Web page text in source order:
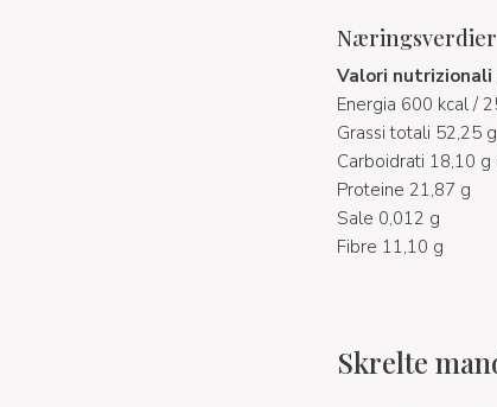
Næringsverdier
Valori nutrizionali
Energia 600 kcal /
Grassi totali 52,25
Carboidrati 18,10 g
Proteine 21,87 g
Sale 0,012 g
Fibre 11,10 g
Skrelte